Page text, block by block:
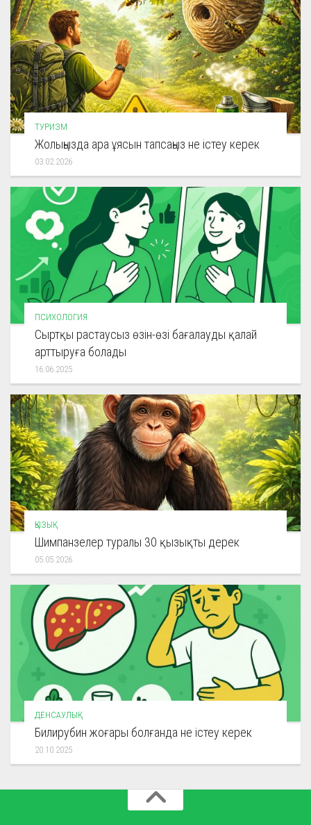
ТУРИЗМ
Жолыңызда ара ұясын тапсаңыз не істеу керек
03.02.2026
ПСИХОЛОГИЯ
Сыртқы растаусыз өзін-өзі бағалауды қалай
арттыруға болады
16.06.2025
ҚЫЗЫҚ
Шимпанзелер туралы 30 қызықты дерек
05.05.2026
ДЕНСАУЛЫҚ
Билирубин жоғары болғанда не істеу керек
20.10.2025